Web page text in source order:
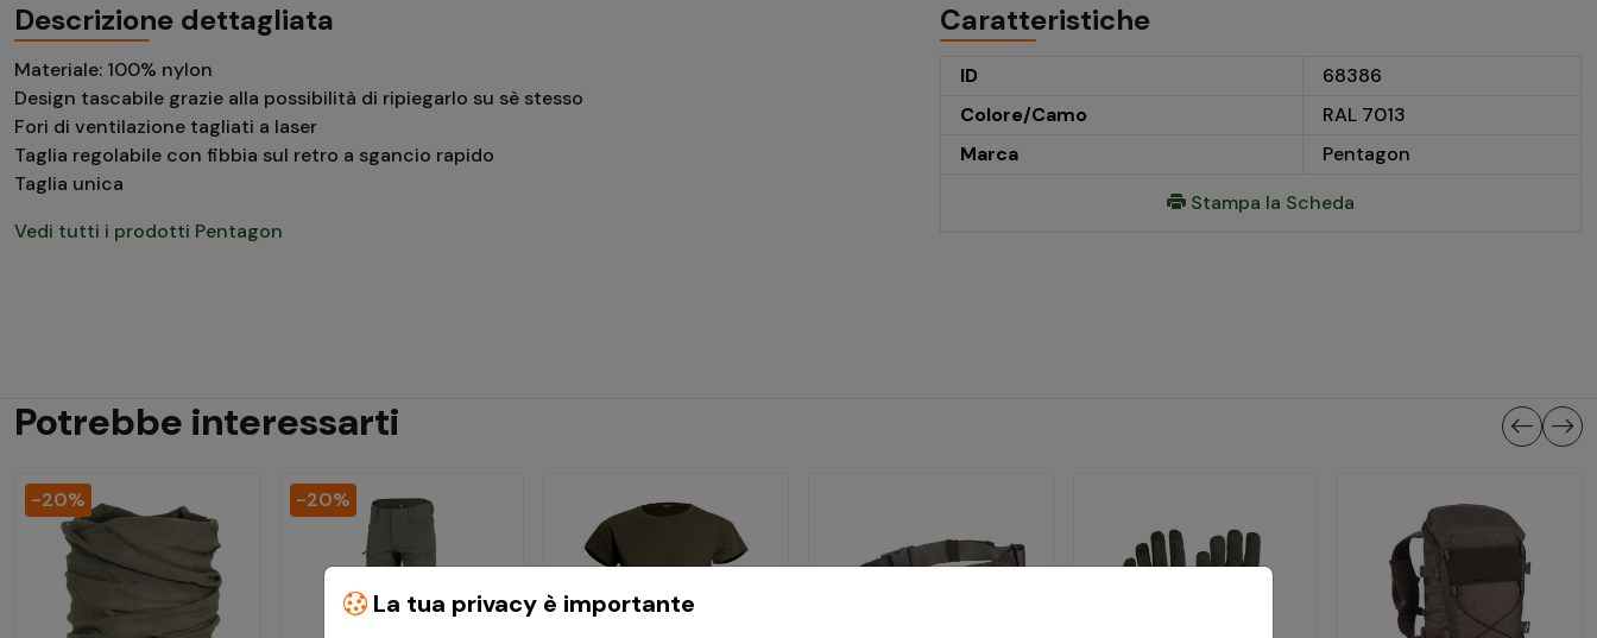
Descrizione dettagliata
Materiale: 100% nylon
Design tascabile grazie alla possibilità di ripiegarlo su sè stesso
Fori di ventilazione tagliati a laser
Taglia regolabile con fibbia sul retro a sgancio rapido
Taglia unica
Vedi tutti i prodotti Pentagon
Caratteristiche
ID
68386
Colore/Camo
RAL 7013
Marca
Pentagon
Stampa la Scheda
Potrebbe interessarti
-20% -20%
La tua privacy è importante